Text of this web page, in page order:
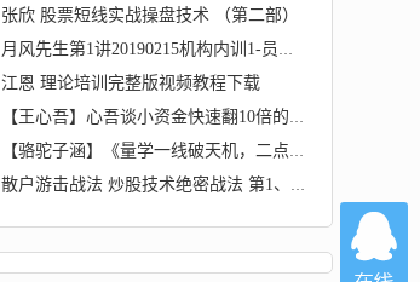
张欣 股票短线实战操盘技术 （第二部）
月风先生第1讲20190215机构内训1-员工新版讲义...
江恩 理论培训完整版视频教程下载
【王心吾】心吾谈小资金快速翻10倍的炒股实战...
【骆驼子涵】《量学一线破天机，二点定乾坤的...
散户游击战法 炒股技术绝密战法 第1、2、3版...